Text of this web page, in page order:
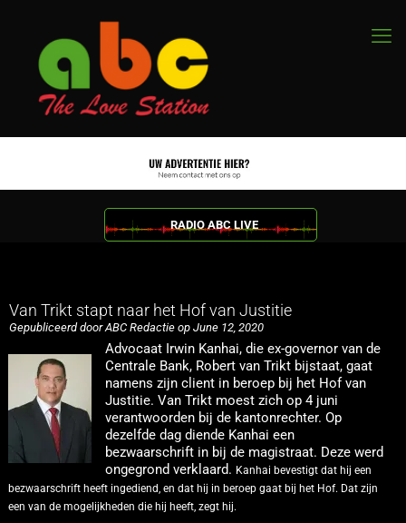
RADIO ABC LIVE
Van Trikt stapt naar het Hof van Justitie
Gepubliceerd door ABC Redactie op June 12, 2020
Advocaat Irwin Kanhai, die ex-governor van de
Centrale Bank, Robert van Trikt bijstaat, gaat
namens zijn client in beroep bij het Hof van
Justitie. Van Trikt moest zich op 4 juni
verantwoorden bij de kantonrechter. Op
dezelfde dag diende Kanhai een
bezwaarschrift in bij de magistraat. Deze werd
ongegrond verklaard. Kanhai bevestigt dat hij een
bezwaarschrift heeft ingediend, en dat hij in beroep gaat bij het Hof. Dat zijn
een van de mogelijkheden die hij heeft, zegt hij.